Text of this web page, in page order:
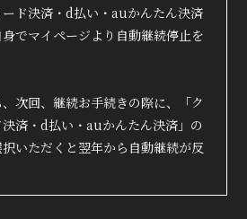
ンクラブ
ード決済・d払い・auかんたん決済
でマイページより自動継続停止を
次回、継続お手続きの際に、「ク
決済・d払い・auかんたん決済」の
いただくと翌年から自動継続が反